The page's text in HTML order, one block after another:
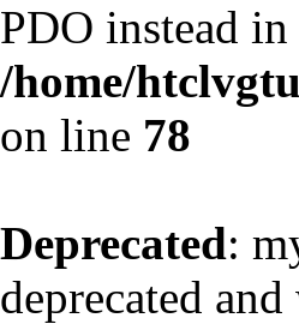
PDO instead in
/home/
on line 78
Deprecated:
deprecated